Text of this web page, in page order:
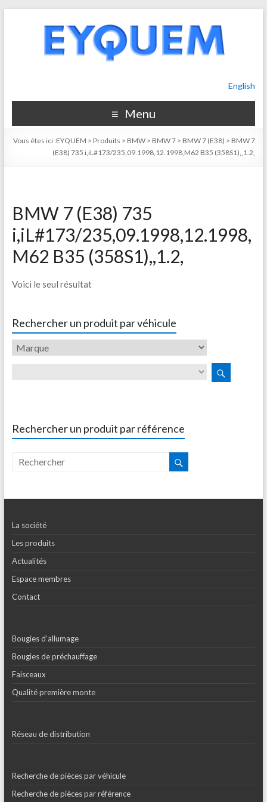
English
Menu
Vous êtes ici :EYQUEM > Produits > BMW > BMW 7 > BMW 7 (E38) > BMW 7
(E38) 735 i,iL#173/235,09.1998,12.1998,M62 B35 (358S1),,1.2,
BMW 7 (E38) 735
i,iL#173/235,09.1998,12.1998,
M62 B35 (358S1),,1.2,
Voici le seul résultat
Rechercher un produit par véhicule
Rechercher un produit par référence
La société
Les produits
Actualités
Espace membres
Contact
Bougies d’allumage
Bougies de préchauffage
Faisceaux
Qualité première monte
Réseau de distribution
Recherche de pièces par véhicule
Recherche de pièces par référence